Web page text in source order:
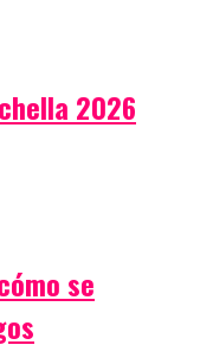
2026
se